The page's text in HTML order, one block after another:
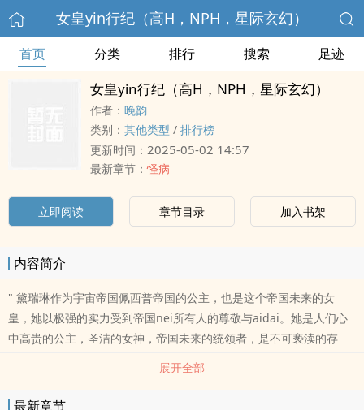
女皇yin行纪（高H，NPH，星际玄幻）
首页 分类 排行 搜索 足迹
女皇yin行纪（高H，NPH，星际玄幻）
作者： 晚韵
类别： 其他类型 / 排行榜
更新时间： 2025-05-02 14:57
最新章节：怪病
立即阅读 章节目录 加入书架
内容简介
" 黛瑞琳作为宇宙帝国佩西普帝国的公主，也是这个帝国未来的女
皇，她以极强的实力受到帝国nei所有人的尊敬与aidai。她是人们心
中高贵的公主，圣洁的女神，帝国未来的统领者，是不可亵渎的存
在。可黛瑞琳第一次使用了虚拟终端机qixieyu后，她才发现自己的yu
望有多强，在现实里她是高贵的公主，不可侵犯的存在，但在虚拟终
端机qi里，她却愿意扮演那受人凌辱的女nu，或者战败国的俘虏，被
展开全部
最新章节